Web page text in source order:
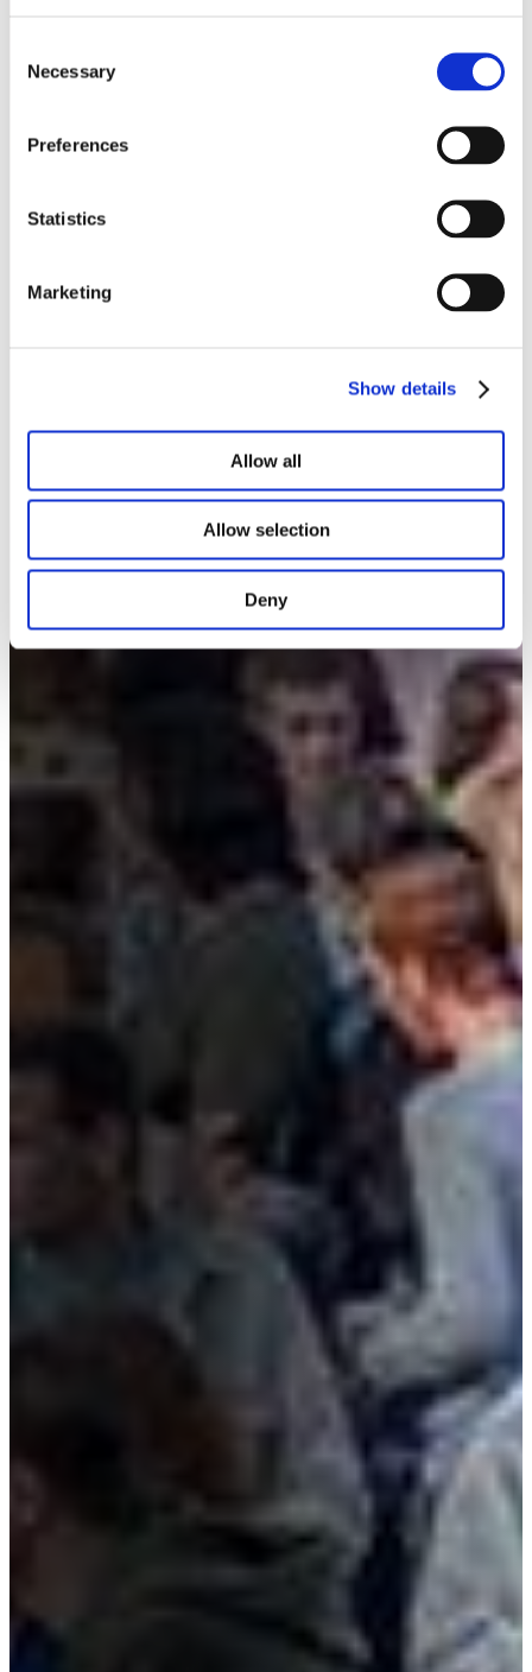
Selection
Necessary
Preferences
Statistics
Marketing
Show details
Allow all
Allow selection
Deny
Ons lookbook & brochures